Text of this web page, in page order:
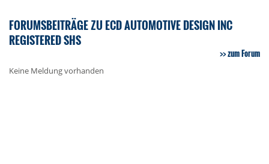
FORUMSBEITRÄGE ZU ECD AUTOMOTIVE DESIGN INC
REGISTERED SHS
zum Forum
Keine Meldung vorhanden